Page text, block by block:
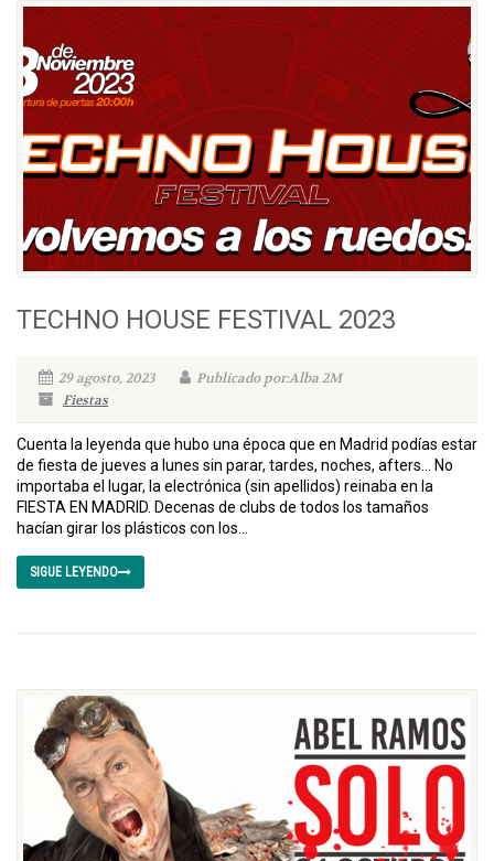
TECHNO HOUSE FESTIVAL 2023
29 agosto, 2023
Publicado por:Alba 2M
Fiestas
Cuenta la leyenda que hubo una época que en Madrid podías estar
de fiesta de jueves a lunes sin parar, tardes, noches, afters… No
importaba el lugar, la electrónica (sin apellidos) reinaba en la
FIESTA EN MADRID. Decenas de clubs de todos los tamaños
hacían girar los plásticos con los...
SIGUE LEYENDO